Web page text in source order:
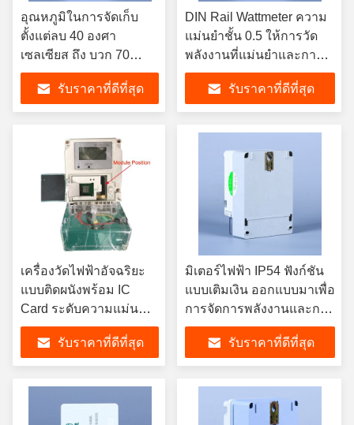
อุณหภูมิในการจัดเก็บ
ตั้งแต่ลบ 40 องศา
เซลเซียส ถึง บวก 70
องศาเซลเซียส สมาร์ทไอ
ซีการ์ดมิเตอร์ไฟฟ้า เป็น
ไปตามมาตรฐาน
สำหรับเชิงพาณิชย์
รับราคาที่ดีที่สุด
DIN Rail Wattmeter ความ
แม่นยําชั้น 0.5 ให้การวัด
พลังงานที่แม่นยําและการ
ประเมินผลการทํางานของ
ระบบไฟฟ้ารับราคาที่ดีที่สุด
เครื่องวัดไฟฟ้าอัจฉริยะ
แบบติดผนังพร้อม IC
Card ระดับความแม่นยำ
Class 2 โซลูชันการตรวจ
สอบพลังงานสำหรับระบบ
ไฟฟ้าต่างๆ
รับราคาที่ดีที่สุด
มิเตอร์ไฟฟ้า IP54 ฟังก์ชัน
แบบเติมเงิน ออกแบบมาเพื่อ
การจัดการพลังงานและการ
ประมวลผลการชำระเงินที่
ปลอดภัยในภาคส่วนต่างๆ
รับราคาที่ดีที่สุด